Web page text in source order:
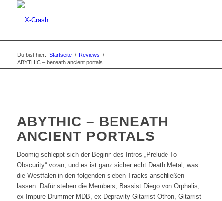
Du bist hier: Startseite / Reviews /
ABYTHIC – beneath ancient portals
ABYTHIC – BENEATH
ANCIENT PORTALS
Doomig schleppt sich der Beginn des Intros „Prelude To
Obscurity“ voran, und es ist ganz sicher echt Death Metal, was
die Westfalen in den folgenden sieben Tracks anschließen
lassen. Dafür stehen die Members, Bassist Diego von Orphalis,
ex-Impure Drummer MDB, ex-Depravity Gitarrist Othon, Gitarrist